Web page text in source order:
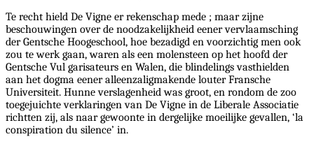
Te recht hield De Vigne er rekenschap mede ; maar zijne
beschouwingen over de noodzakelijkheid eener vervlaamsching
der Gentsche Hoogeschool, hoe bezadigd en voorzichtig men ook
zou te werk gaan, waren als een molensteen op het hoofd der
Gentsche Vul garisateurs en Walen, die blindelings vasthielden
aan het dogma eener alleenzaligmakende louter Fransche
Universiteit. Hunne verslagenheid was groot, en rondom de zoo
toegejuichte verklaringen van De Vigne in de Liberale Associatie
richtten zij, als naar gewoonte in dergelijke moeilijke gevallen, ‘la
conspiration du silence’ in.